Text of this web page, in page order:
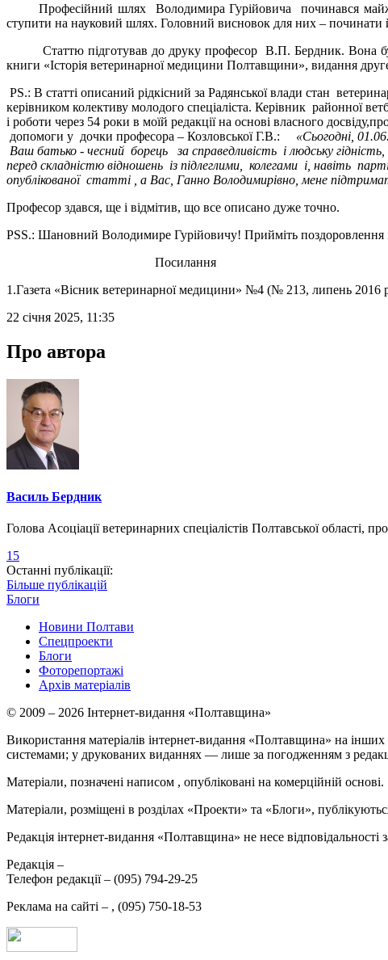
Професійний шлях Володимира Гурійовича починався майже
ступити на науковий шлях. Головний висновок для них –
Статтю підготував до друку професор В.П. Бердник. Вона була
книги «Історія ветеринарної медицини Полтавщини», видання
PS.: В статті описаний рідкісний за Радянської влади стан
керівником колективу молодого спеціаліста. Керівник районної
і роботи через 54 роки в моїй редакції на основі власного
допомоги у дочки професора – Козловської Г.В.: «Сьогодні,
Ваш батько - чесний борець за справедливість і людську гідність,
перед складністю відношень із підлеглими, колегами і, навіть
опублікованої статті , а Вас, Ганно Володимирівно, мене
Професор здався, ще і відмітив, що все описано дуже точно.
PSS.: Шановний Володимире Гурійовичу! Прийміть поздоровлення
Посилання
1.Газета «Вісник ветеринарної медицини» №4 (№ 213, липень 2016
22 січня 2025, 11:35
Про автора
Василь Бердник
Голова Асоціації ветеринарних спеціалістів Полтавської області,
15
Останні публікації:
Більше публікацій
Блоги
Новини Полтави
Спецпроекти
Блоги
Фоторепортажі
Архів матеріалів
© 2009 – 2026 Інтернет-видання «Полтавщина»
Використання матеріалів інтернет-видання «Полтавщина» на
системами; у друкованих виданнях — лише за погодженням з
Матеріали, позначені написом , опубліковані на комерційній основі.
Матеріали, розміщені в розділах «Проекти» та «Блоги»,
Редакція інтернет-видання «Полтавщина» не несе відповідальності
Редакція –
Телефон редакції – (095) 794-29-25
Реклама на сайті – , (095) 750-18-53